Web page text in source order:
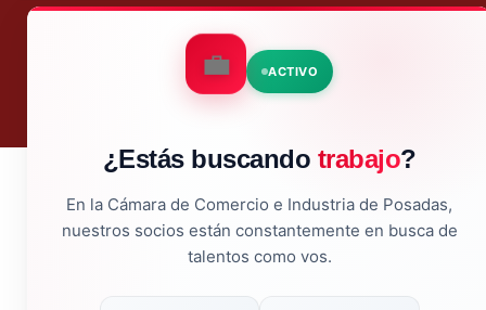
ACTIVO
¿Estás buscando trabajo?
En la Cámara de Comercio e Industria de Posadas,
nuestros socios están constantemente en busca de
talentos como vos.